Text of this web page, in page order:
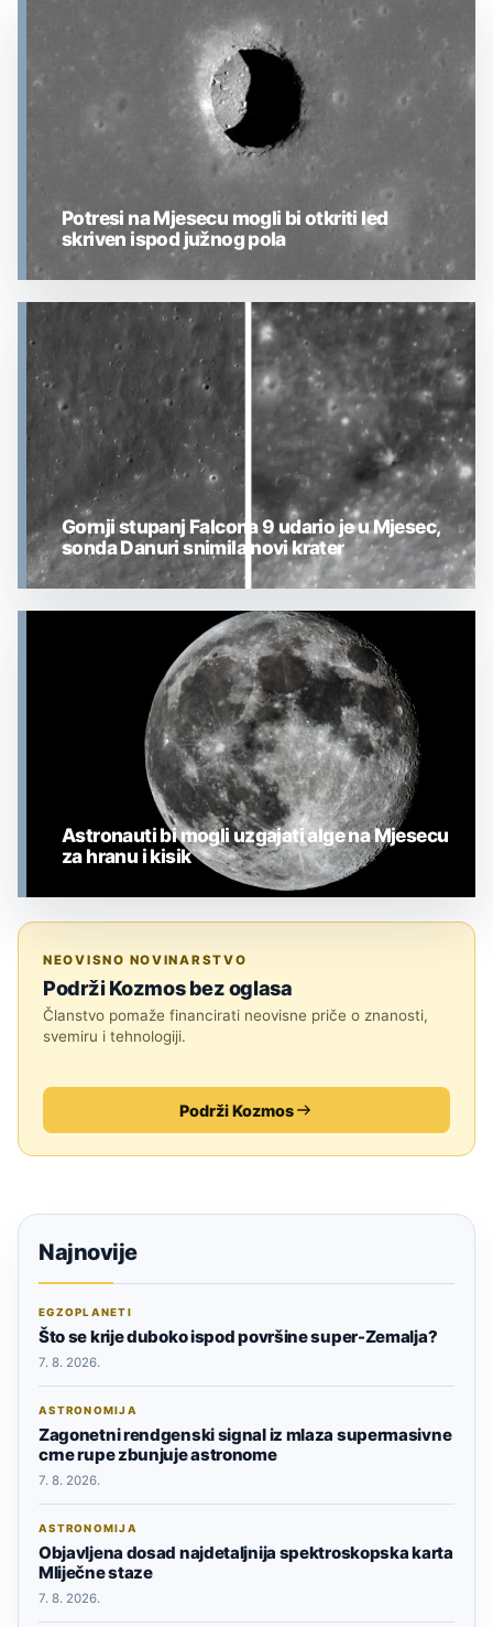
Potresi na Mjesecu mogli bi otkriti led
skriven ispod južnog pola
Gornji stupanj Falcona 9 udario je u Mjesec,
sonda Danuri snimila novi krater
Astronauti bi mogli uzgajati alge na Mjesecu
za hranu i kisik
NEOVISNO NOVINARSTVO
Podrži Kozmos bez oglasa
Članstvo pomaže financirati neovisne priče o znanosti,
svemiru i tehnologiji.
Podrži Kozmos
Najnovije
EGZOPLANETI
Što se krije duboko ispod površine super-Zemalja?
7. 8. 2026.
ASTRONOMIJA
Zagonetni rendgenski signal iz mlaza supermasivne
crne rupe zbunjuje astronome
7. 8. 2026.
ASTRONOMIJA
Objavljena dosad najdetaljnija spektroskopska karta
Mliječne staze
7. 8. 2026.